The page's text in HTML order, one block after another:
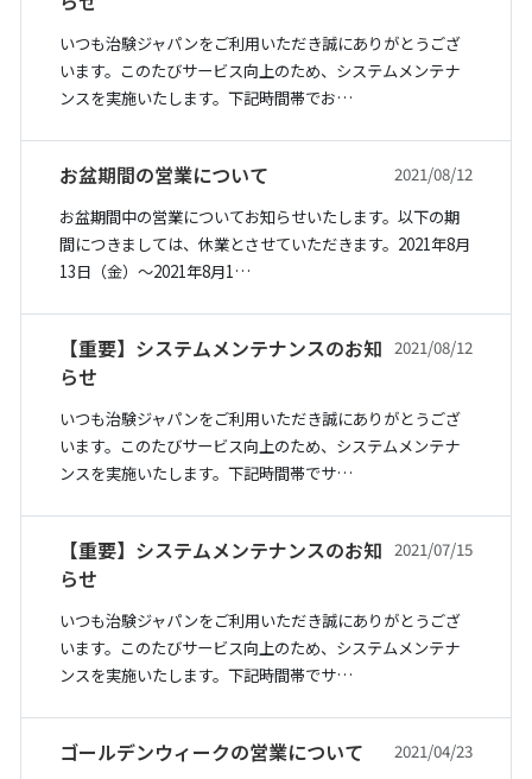
いつも治験ジャパンをご利用いただき誠にありがとうござ
います。このたびサービス向上のため、システムメンテナ
ンスを実施いたします。下記時間帯でお…
お盆期間の営業について
2021/08/12
お盆期間中の営業についてお知らせいたします。以下の期
間につきましては、休業とさせていただきます。2021年8月
13日（金）〜2021年8月1…
【重要】システムメンテナンスのお知
らせ
2021/08/12
いつも治験ジャパンをご利用いただき誠にありがとうござ
います。このたびサービス向上のため、システムメンテナ
ンスを実施いたします。下記時間帯でサ…
【重要】システムメンテナンスのお知
らせ
2021/07/15
いつも治験ジャパンをご利用いただき誠にありがとうござ
います。このたびサービス向上のため、システムメンテナ
ンスを実施いたします。下記時間帯でサ…
ゴールデンウィークの営業について
2021/04/23